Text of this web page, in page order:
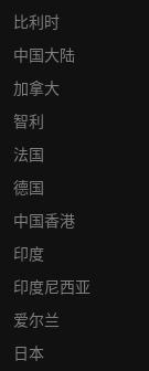
比利时
中国大陆
加拿大
智利
法国
德国
中国香港
印度
印度尼西亚
爱尔兰
日本